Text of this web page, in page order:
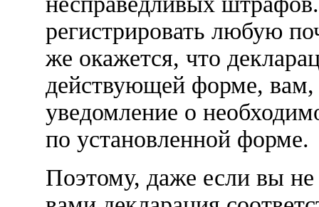
регистрировать любую
же окажется, что
действующей форме,
уведомление о
по установленной форме.
Поэтому, даже если вы не